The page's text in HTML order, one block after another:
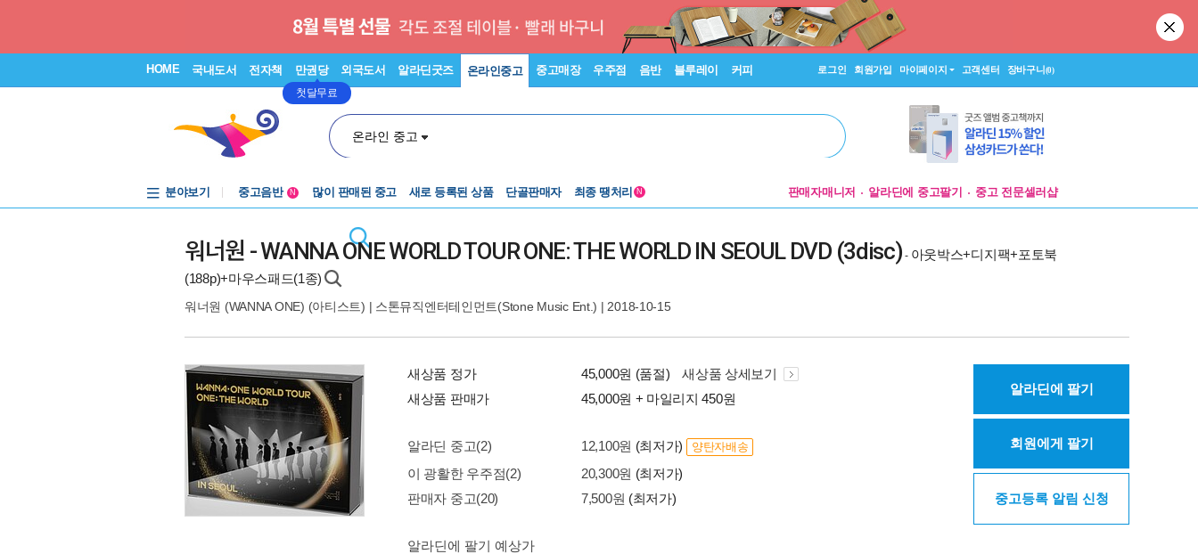
HOME 국내도서 전자책 만권당
첫달무료
외국도서 알라딘굿즈 온라인중고 중고매장 우주점 음반 블루레이 커피 로그인 회원가입 마이페이지 고객센터 장바구니(0)
온라인 중고
분야보기
중고음반
중고음반
N 많이 판매된 중고 새로 등록된 상품 단골판매자 최종 땡처리 N 판매자매니저 알라딘에 중고팔기 중고 전문셀러샵
워너원 - WANNA ONE WORLD TOUR ONE: THE WORLD IN SEOUL DVD (3disc) - 아웃박스+디지팩+포토북
(188p)+마우스패드(1종)
워너원 (WANNA ONE) (아티스트) | 스톤뮤직엔터테인먼트(Stone Music Ent.) | 2018-10-15
새상품 정가 45,000원 (품절)
새상품 상세보기
새상품 판매가
45,000원 + 마일리지 450원
알라딘 중고(2) 12,100원 (최저가) 양탄자배송
이 광활한 우주점(2) 20,300원 (최저가)
판매자 중고(20)
7,500원 (최저가)
알라딘에 팔기 예상가
알라딘에 팔기
회원에게 팔기
중고등록 알림 신청